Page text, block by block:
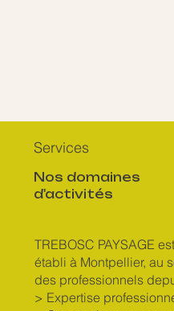
Services
Nos domaines
d'activités
TREBOSC PAYSAGE
établi à Montpellier, au
des professionnels
> Expertise